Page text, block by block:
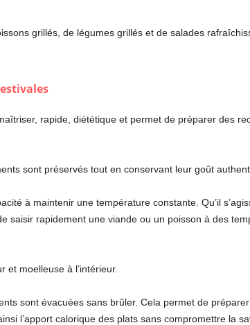
grillés, de légumes grillés et de salades
rapide, diététique et permet de préparer des
sont préservés tout en conservant leur goût
à maintenir une température constante. Qu’il
saisir rapidement une viande ou un poisson à des
et moelleuse à l’intérieur.
sont évacuées sans brûler. Cela permet de
l’apport calorique des plats sans compromettre la